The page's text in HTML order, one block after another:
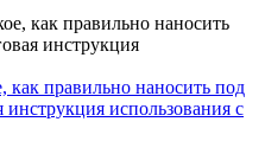
как правильно наносить под
использования с